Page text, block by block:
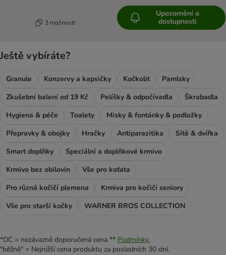
3 možností
Upozornění o
dostupnosti
Ještě vybíráte?
Granule Konzervy a kapsičky Kočkolit
Pamlsky
Zkušební balení od 19 Kč
Pelíšky & odpočívadla
Škrabadla
Hygiena & péče
Toalety
Misky & fontánky & podložky
Přepravky & obojky
Hračky Antiparazitika
Sítě & dvířka
Smart doplňky
Speciální a doplňkové krmivo
Krmivo bez obilovin
Vše pro koťata
Pro různá kočičí plemena
Krmiva pro kočičí seniory
Vše pro starší kočky
WARNER BROS COLLECTION
*DC = nezávazně doporučená cena ** Podmínky.
"běžně" = Nejnižší cena produktu za posledních 30 dní.